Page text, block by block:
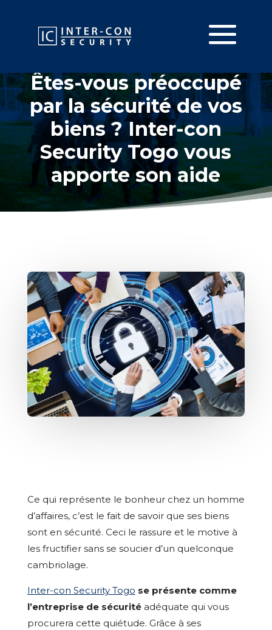
Êtes-vous préoccupé
par la sécurité de vos
biens ? Inter-con
Security Togo vous
apporte son aide
Ce qui représente le bonheur chez un homme
d’affaires, c’est le fait de savoir que ses biens
sont en sécurité. Ceci le rassure et le motive à
les fructifier sans se soucier d’un quelconque
cambriolage.
Inter-con Security Togo se présente comme
l’entreprise de sécuritéadéquate qui vous
procurera cette quiétude. Grâce à ses